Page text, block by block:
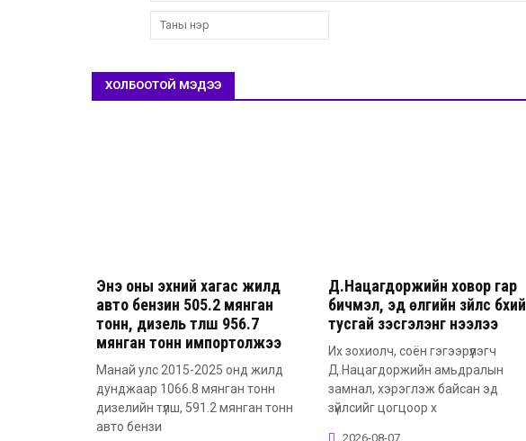
ХОЛБООТОЙ МЭДЭЭ
Энэ оны эхний хагас жилд
авто бензин 505.2 мянган
тонн, дизель түлш 956.7
мянган тонн импортолжээ
Манай улс 2015-2025 онд жилд
дунджаар 1066.8 мянган тонн
дизелийн түлш, 591.2 мянган тонн
авто бензи
Д.Нацагдоржийн ховор гар
бичмэл, эд өлгийн зүйлс бүхий
тусгай үзэсгэлэнг нээлээ
Их зохиолч, соён гэгээрүүлэгч
Д.Нацагдоржийн амьдралын
замнал, хэрэглэж байсан эд
зүйлсийг цогцоор х
2026-08-07